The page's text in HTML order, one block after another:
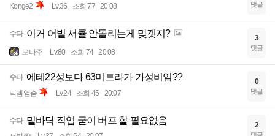
Konge2 Lv.36 조회 77 20:08 댓글
수다 이거 어빌 서큘 안돌리는게 맞겟지?
로나주 Lv.80 조회 74 20:08
3
댓글
수다 에테22성보다 63미트라가 가성비임??
닉넴엄슴 Lv.24 조회 45 20:07
0
댓글
수다 밑바닥 직업 굳이 버프 할 필요없음 2